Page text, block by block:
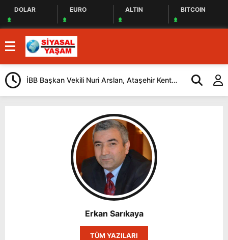
DOLAR EURO ALTIN BITCOIN
İBB Başkan Vekili Nuri Arslan, Ataşehir Kent
Lokantasını Ziyaret Etti
Tuzla’da
Düzenlendi
Erkan Sarıkaya
TÜM YAZILARI